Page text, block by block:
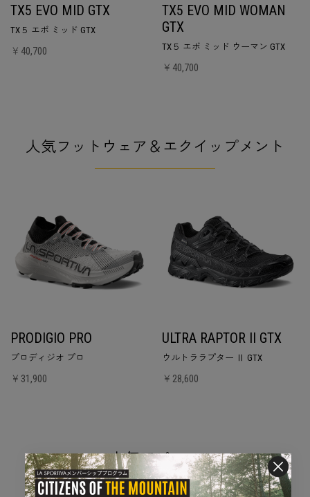
TX5 EVO MID GTX
TX５ エボ ミッド GTX
￥40,700
TX5 EVO MID WOMAN
GTX
TX５ エボ ミッド ウーマン GTX
￥40,700
人気フットウェア＆エクイップメント
PRODIGIO PRO
プロディジオ プロ
￥31,900
ULTRA RAPTOR II GTX
ウルトララプター Ⅱ GTX
￥28,600
人気アパレル